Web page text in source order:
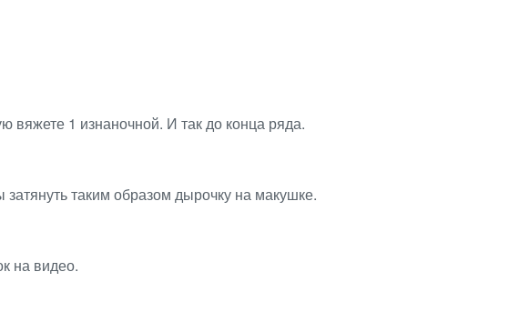
вяжете 1 изнаночной. И так до конца ряда.
таким образом дырочку на макушке.
на видео.